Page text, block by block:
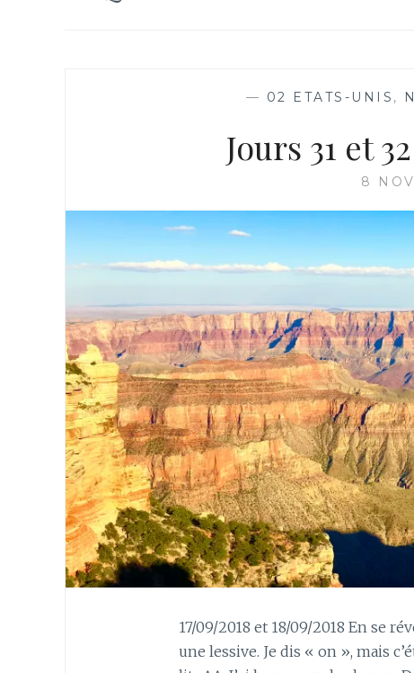
— 02 ETATS-UNIS ,
Jours 31 et
8
17/09/2018 et 18/09/2018 En se
une lessive. Je dis « on », mais